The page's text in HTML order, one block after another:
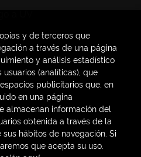
y de terceros que
a través de una página
y análisis estadístico
(analíticas), que
publicitarios que, en
en una página
almacenan información del
obtenida a través de la
hábitos de navegación. Si
que acepta su uso.